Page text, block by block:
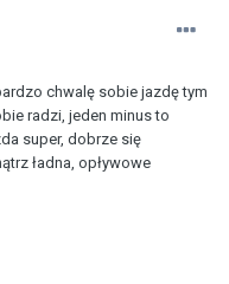
chwalę sobie jazdę tym
radzi, jeden minus to
super, dobrze się
ładna, opływowe